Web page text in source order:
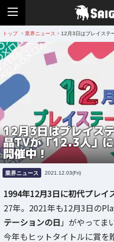
トップ > 業界ニュース > 12月3日はプレイステ
12月3日はプレイス
晶TVが「12.3人」
開催中！
業界ニュース 2021.12.03(Fri)
1994年12月3日に初代プレイ
27年。2021年も12月3日の
テーションの日 」がやってま
今年もヒットタイトルに賞